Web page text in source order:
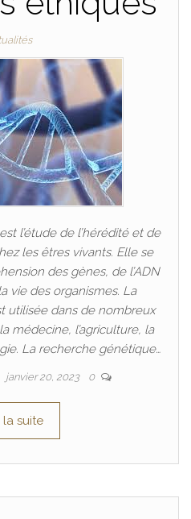
l’étude de l’hérédité et de
les êtres vivants. Elle se
des gènes, de l’ADN
vie des organismes. La
utilisée dans de nombreux
médecine, l’agriculture, la
La recherche génétique…
janvier 20, 2023 0
la suite